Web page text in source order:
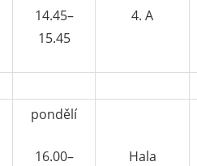
14.45–
15.45
4. A
pondělí
16.00–
Hala